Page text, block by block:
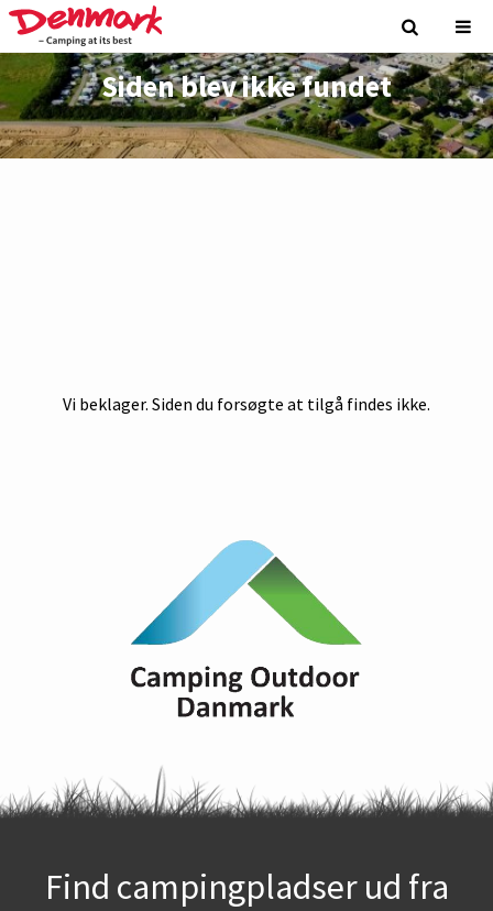
Siden blev ikke fundet
Vi beklager. Siden du forsøgte at tilgå findes ikke.
Find campingpladser ud fra